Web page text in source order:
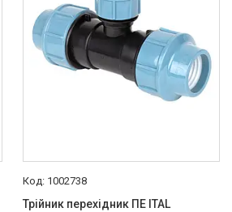
1002738
Трійник перехідник ПЕ ITAL